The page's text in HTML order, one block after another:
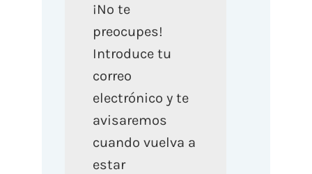
¡No te
preocupes!
Introduce tu
correo
electrónico y te
avisaremos
cuando vuelva a
estar